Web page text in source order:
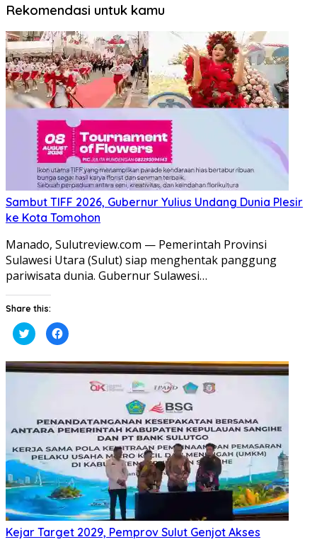
Rekomendasi untuk kamu
Sambut TIFF 2026, Gubernur Yulius Undang Dunia Plesir
ke Kota Tomohon
Manado, Sulutreview.com — Pemerintah Provinsi
Sulawesi Utara (Sulut) siap menghentak panggung
pariwisata dunia. Gubernur Sulawesi…
Share this:
Klik
untuk
berbagi
Twitter(Membuka
di
Klik
untuk
Facebook(Membuka
di
jendela
Kejar Target 2029, Pemprov Sulut Genjot Akses